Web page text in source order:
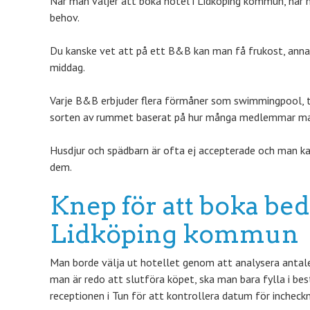
behov.
Du kanske vet att på ett B&B kan man få frukost,
middag.
Varje B&B erbjuder flera förmåner som
sorten av rummet baserat på hur många medlemmar
Husdjur och spädbarn är ofta ej accepterade och
dem.
Knep för att boka
Lidköping kommun
Man borde välja ut hotellet genom att analysera
man är redo att slutföra köpet, ska man bara fylla i
receptionen i Tun för att kontrollera datum för